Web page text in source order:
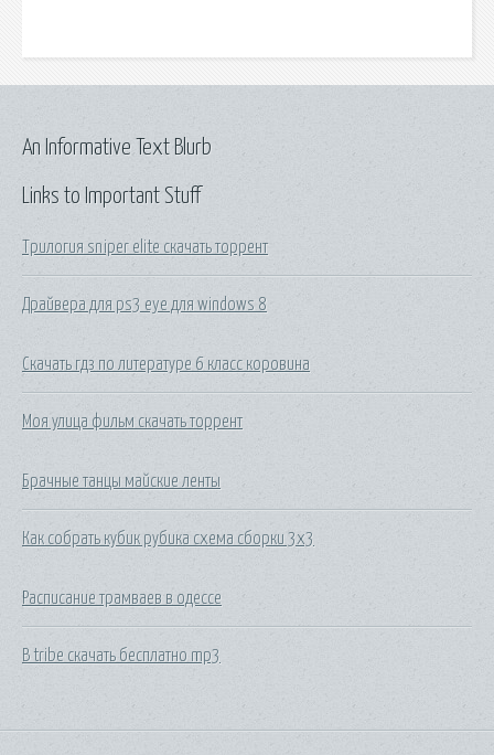
Links to Important Stuff
Трилогия sniper elite скачать торрент
Драйвера для ps3 eye для windows 8
Скачать гдз по литературе 6 класс коровина
Моя улица фильм скачать торрент
Брачные танцы майские ленты
Как собрать кубик рубика схема сборки 3х3
Расписание трамваев в одессе
B tribe скачать бесплатно mp3
An Informative Text Blurb